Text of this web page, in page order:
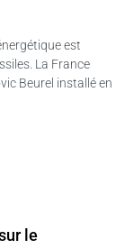
est
La France
Beurel installé en
le